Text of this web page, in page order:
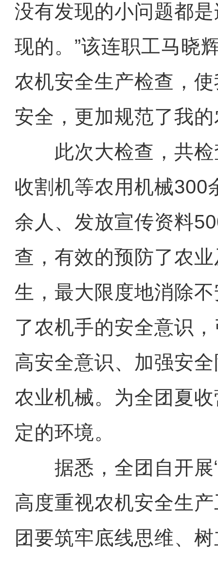
没有发现的小问题都
现的。”该连职工马晓
农机安全生产检查，
安全，更加规范了我
此次大检查，共检
收割机等农用机械300
余人、发放宣传资料
查，有效的预防了农
生，最大限度地消除
了农机手的安全意识
高安全意识、加强安
农业机械。为全团夏
定的环境。
据悉，全团自开展“
高度重视农机安全生
团要筑牢底线思维、